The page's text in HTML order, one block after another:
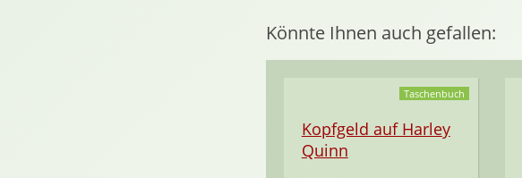
Könnte Ihnen auch gefallen:
Taschenbuch
Kopfgeld auf Harley
Quinn